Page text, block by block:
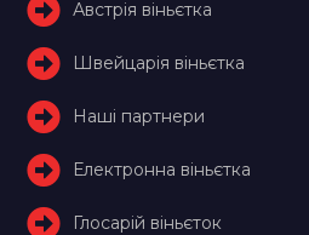
Австрія віньєтка
Швейцарія віньєтка
Наші партнери
Електронна віньєтка
Глосарій віньєток